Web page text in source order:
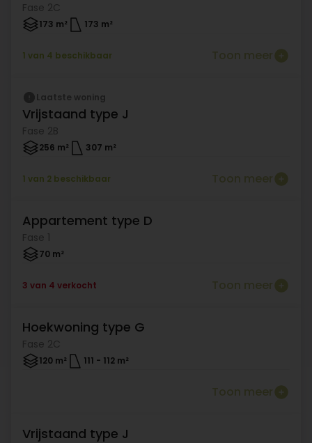
Fase 2C
173 m² 173 m²
1 van 4 beschikbaar Toon meer
Beschikbaar
Laatste woning
Vrijstaand type J
Fase 2B
256 m² 307 m²
1 van 2 beschikbaar Toon meer
In optie
Appartement type D
Fase 1
70 m²
3 van 4 verkocht Toon meer
In optie
Hoekwoning type G
Fase 2C
120 m² 111 - 112 m²
Toon meer
In optie
Vrijstaand type J